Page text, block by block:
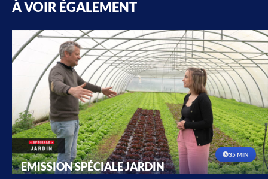
À VOIR ÉGALEMENT
35 MIN
EMISSION SPÉCIALE JARDIN